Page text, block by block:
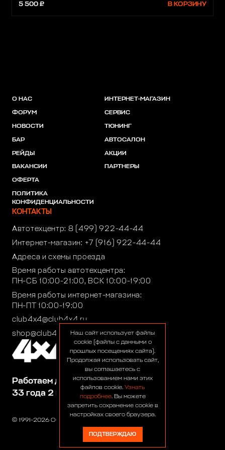
5 500 ₽ В КОРЗИНУ
© 1991-2026 ООО «Сервис 4х4»
Работаем для вас:
33 года 2 месяца 24 дня
О НАС
ФОРУМ
НОВОСТИ
БАР
РЕЙДЫ
ВАКАНСИИ
ОФЕРТА
ПОЛИТИКА
КОНФИДЕНЦИАЛЬНОСТИ
ИНТЕРНЕТ-МАГАЗИН
СЕРВИС
ТЮНИНГ
АВТОСАЛОН
АКЦИИ
ПАРТНЕРЫ
КОНТАКТЫ
Автотехцентр: 8 (499) 922-44-44
Интернет-магазин: +7 (916) 922-44-44
Адреса и схемы проезда
Время работы автотехцентра:
ПН-СБ 10:00-21:00, ВСК 10:00-19:00
Время работы интернет-магазина:
ПН-ПТ 10:00-19:00
club4x4@club4x4.ru
shop@club4x4.ruНаш сайт использует файлы
cookie (файлы с данными о
прошлых посещениях сайта).
Продолжая использовать сайт,
вы соглашаетесь с
использованием нами этих
файлов cookie. Узнать
подробнее. Вы можете
запретить сохранение cookie в
настройках своего браузера.
ПОДТВЕРЖДАЮ